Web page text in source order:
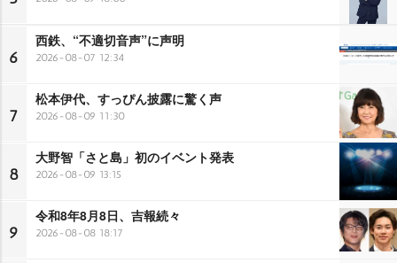
6
西鉄、“不適切音声”に声明
2026-08-07 12:34
7
松本伊代、すっぴん披露に驚く声
2026-08-09 11:30
8
大野智「さと島」初のイベント発表
2026-08-09 13:15
9
令和8年8月8日、吉報続々
2026-08-08 18:17